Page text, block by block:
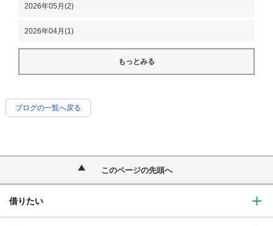
2026年05月(2)
2026年04月(1)
もっとみる
ブログの一覧へ戻る
このページの先頭へ
借りたい